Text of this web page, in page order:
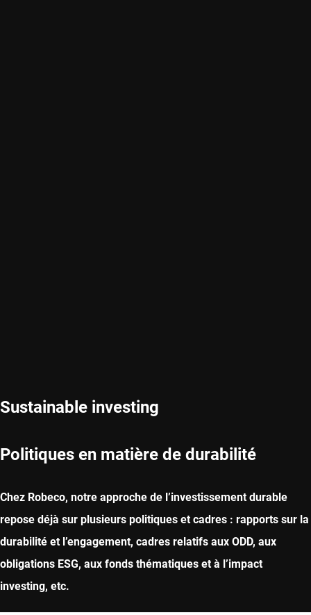
Sustainable investing
Politiques en matière de durabilité
Chez Robeco, notre approche de l’investissement durable
repose déjà sur plusieurs politiques et cadres : rapports sur la
durabilité et l’engagement, cadres relatifs aux ODD, aux
obligations ESG, aux fonds thématiques et à l’impact
investing, etc.